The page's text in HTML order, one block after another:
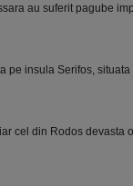
au suferit pagube
pe insula Serifos,
cel din Rodos devasta